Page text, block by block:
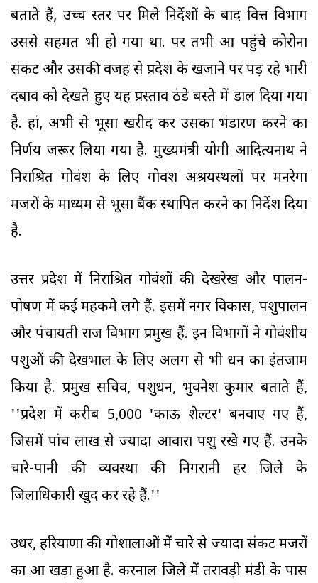
बताते हैं, उच्च स्तर पर मिले निर्देशों के बाद वित्त विभाग
उससे सहमत भी हो गया था. पर तभी आ पहुंचे कोरोना
संकट और उसकी वजह से प्रदेश के खजाने पर पड़ रहे भारी
दबाव को देखते हुए यह प्रस्ताव ठंडे बस्ते में डाल दिया गया
है. हां, अभी से भूसा खरीद कर उसका भंडारण करने का
निर्णय जरूर लिया गया है. मुख्यमंत्री योगी आदित्यनाथ ने
निराश्रित गोवंश के लिए गोवंश अश्रयस्थलों पर मनरेगा
मजदूरों के माध्यम से भूसा बैंक स्थापित करने का निर्देश दिया
है.
उत्तर प्रदेश में निराश्रित गोवंशों की देखरेख और पालन-
पोषण में कई महकमे लगे हैं. इसमें नगर विकास, पशुपालन
और पंचायती राज विभाग प्रमुख हैं. इन विभागों ने गोवंशीय
पशुओं की देखभाल के लिए अलग से भी धन का इंतजाम
किया है. प्रमुख सचिव, पशुधन, भुवनेश कुमार बताते हैं,
''प्रदेश में करीब 5,000 'काऊ शेल्टर' बनवाए गए हैं,
जिसमें पांच लाख से ज्यादा आवारा पशु रखे गए हैं. उनके
चारे-पानी की व्यवस्था की निगरानी हर जिले के
जिलाधिकारी खुद कर रहे हैं.''
उधर, हरियाणा की गोशालाओं में चारे से ज्यादा संकट मजदूरों
का आ खड़ा हुआ है. करनाल जिले में तरावड़ी मंडी के पास